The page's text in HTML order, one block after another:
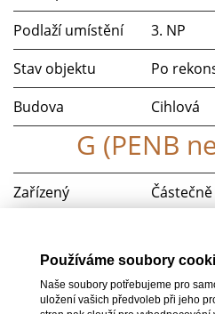
Podlaží umístění
3. NP
Stav objektu
Po
Budova
Cihlová
G (PENB
Zařízený
Částečně
Telekomunikace
Telefon,
Doprava
Vlak,
Používáme soubory
Naše soubory potřebujeme pro
uložení vašich předvoleb při jeho